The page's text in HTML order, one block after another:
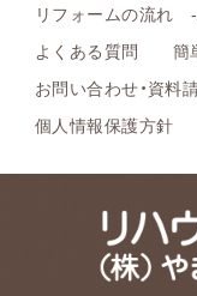
リフォームの流れ -
よくある質問
簡
お問い合わせ・資料
個人情報保護方針